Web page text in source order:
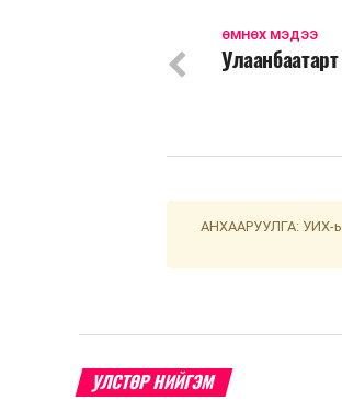
ӨМНӨХ МЭДЭЭ
АНХААРУУЛГА: УИХ-
УЛСТӨР НИЙГЭМ